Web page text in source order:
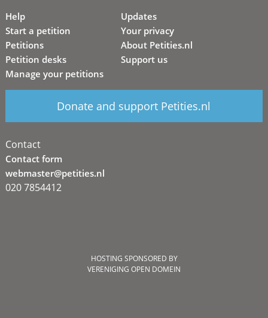
Help
Start a petition
Petitions
Petition desks
Manage your petitions
Updates
Your privacy
About Petities.nl
Support us
Donate and support Petities.nl
Contact
Contact form
webmaster@petities.nl
020 7854412
HOSTING SPONSORED BY
VERENIGING OPEN DOMEIN